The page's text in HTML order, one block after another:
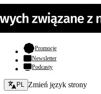
Promocje- otwiera się w
Newsletter
Podcasty
Zmień język - bieżący:
PL Zmień język strony